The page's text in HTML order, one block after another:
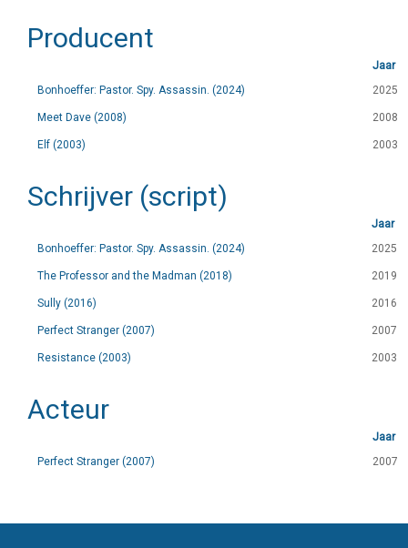
Producent
Jaar
Bonhoeffer: Pastor. Spy. Assassin. (2024)
2025
Meet Dave (2008) 2008
Elf (2003) 2003
Schrijver (script)
Jaar
Bonhoeffer: Pastor. Spy. Assassin. (2024)
2025
The Professor and the Madman (2018) 2019
Sully (2016) 2016
Perfect Stranger (2007) 2007
Resistance (2003) 2003
Acteur
Jaar
Perfect Stranger (2007)
2007